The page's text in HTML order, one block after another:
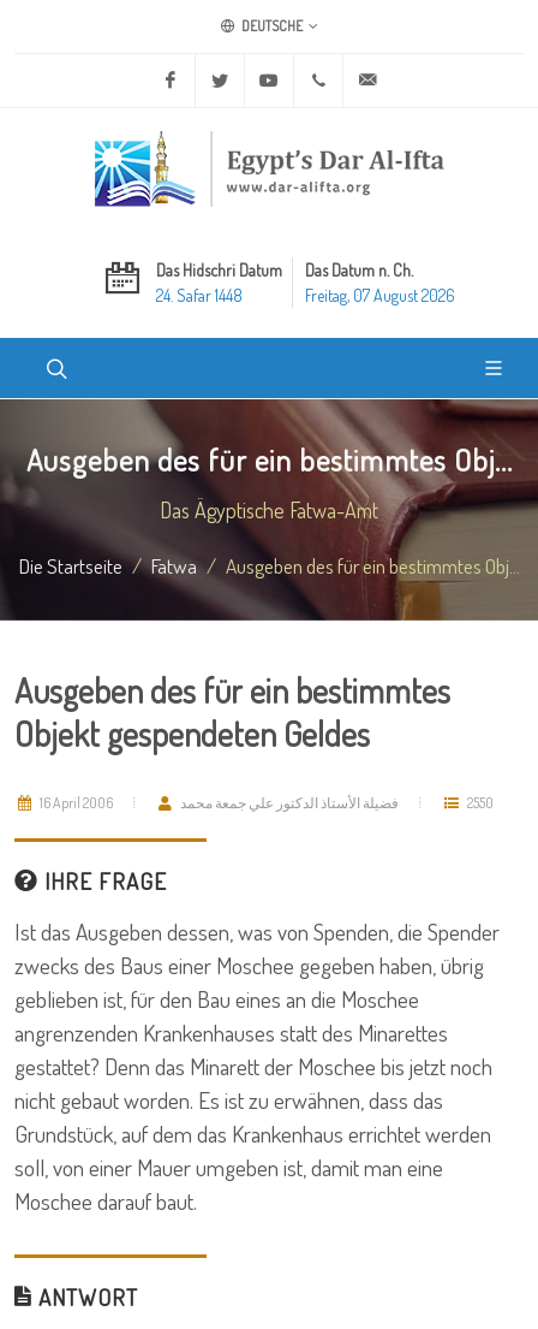
DEUTSCHE
Facebook Twitter Youtube +20 2 25970400
Das Hidschri Datum
24. Safar 1448
Das Datum n. Ch.
Freitag, 07 August 2026
Ausgeben des für ein bestimmtes Obj...
Das Ägyptische Fatwa-Amt
Die Startseite Fatwa Ausgeben des für ein bestimmtes Obj...
Ausgeben des für ein bestimmtes
Objekt gespendeten Geldes
16 April 2006 فضيلة الأستاذ الدكتور علي جمعة محمد 2550
IHRE FRAGE
Ist das Ausgeben dessen, was von Spenden, die Spender
zwecks des Baus einer Moschee gegeben haben, übrig
geblieben ist, für den Bau eines an die Moschee
angrenzenden Krankenhauses statt des Minarettes
gestattet? Denn das Minarett der Moschee bis jetzt noch
nicht gebaut worden. Es ist zu erwähnen, dass das
Grundstück, auf dem das Krankenhaus errichtet werden
soll, von einer Mauer umgeben ist, damit man eine
Moschee darauf baut.
ANTWORT